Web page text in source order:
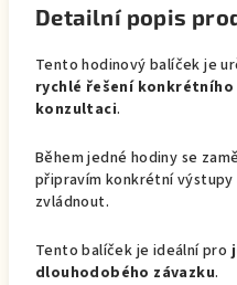
Detailní popis
Tento hodinový balíček je
rychlé řešení
konzultaci.
Během jedné hodiny se
připravím konkrétní
zvládnout.
Tento balíček je ideální pro
dlouhodobého závazku.